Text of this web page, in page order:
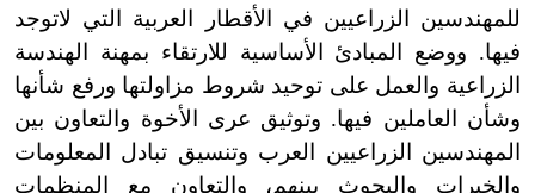
للمهندسين الزراعيين في الأقطار العربية التي لاتوجد
فيها. ووضع المبادئ الأساسية للارتقاء بمهنة الهندسة
الزراعية والعمل على توحيد شروط مزاولتها ورفع شأنها
وشأن العاملين فيها. وتوثيق عرى الأخوة والتعاون بين
المهندسين الزراعيين العرب وتنسيق تبادل المعلومات
والخبرات والبحوث بينهم، والتعاون مع المنظمات